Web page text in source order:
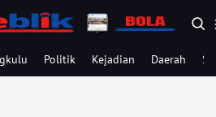
Politik Kejadian Daerah